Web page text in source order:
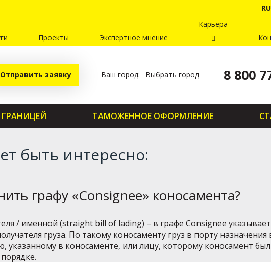
RU
Проекты Экспертное мнение
Карьера
Отправить заявку Ваш город: Выбрать город 8 800
ГРАНИЦЕЙ ТАМОЖЕННОЕ ОФОРМЛЕНИЕ
быть интересно:
графу «Consignee» коносамента?
/ именной (straight bill of lading) – в графе Consignee
груза. По такому коносаменту груз в порту назначения
указанному в коносаменте, или лицу, которому коносамент